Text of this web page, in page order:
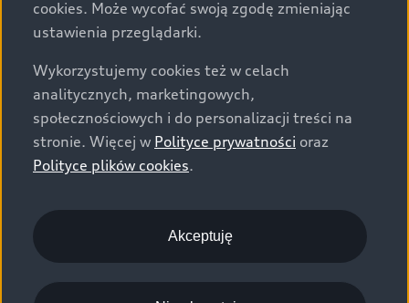
Audi.
są wykonywane z materiałów spełniających pod
względem możliwości odzysku i recyklingu wymagania
określone w normie ISO 22628 i są zgodne z
europejskimi świadectwami homologacji wydanymi wg
dyrektywy 2005/64/WE. Volkswagen Group Polska sp. z
użytkownikom samochodów marki Volkswagen sieci
odbioru pojazdów po wycofaniu ich z eksploatacji,
zgodnie z wymaganiami ustawy z 20 stycznia 2005 r. o
informacji dotyczących ekologii znajdą Państwo na
cookies. Może wycofać swoją zgodę zmieniając
ustawienia przeglądarki.
Wykorzystujemy cookies też w celach
analitycznych, marketingowych,
społecznościowych i do personalizacji treści na
stronie. Więcej w Polityce prywatności oraz
Polityce plików cookies.
Akceptuję